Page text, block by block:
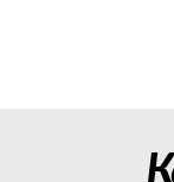
Политика